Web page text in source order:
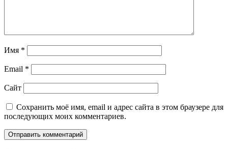
Имя *
Email *
Сайт
Сохранить моё имя, email и адрес сайта в этом браузере для
последующих моих комментариев.